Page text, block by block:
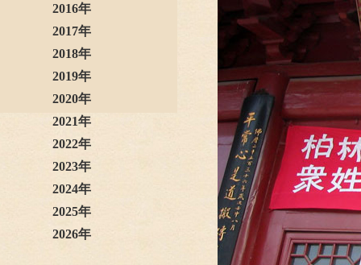
2016年
2017年
2018年
2019年
2020年
2021年
2022年
2023年
2024年
2025年
2026年